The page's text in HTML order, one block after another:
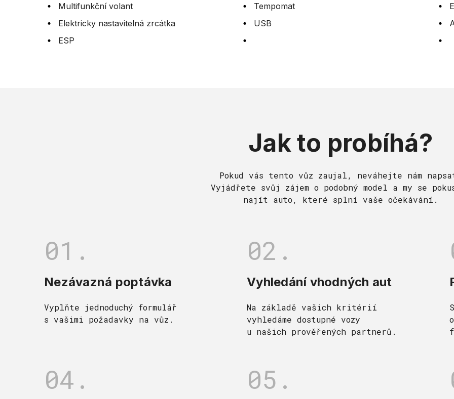
Multifunkční volant
Tempomat
Elektricky nastavitelná zrcátka
USB
ESP
Jak to probíhá?
Pokud vás tento vůz zaujal, neváhejte nám
Vyjádřete svůj zájem o podobný model a my se
najít auto, které splní vaše očekávání.
01.
Nezávazná poptávka
Vyplňte jednoduchý formulář
s vašimi požadavky na vůz.
02.
Vyhledání vhodných aut
Na základě vašich kritérií
vyhledáme dostupné vozy
u našich prověřených partnerů.
04. 05.